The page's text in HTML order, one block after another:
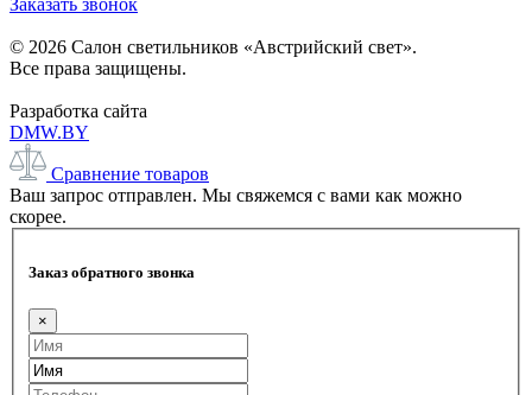
Заказать звонок
© 2026 Салон светильников «Австрийский свет».
Все права защищены.
Разработка сайта
DMW.BY
Сравнение товаров
Ваш запрос отправлен. Мы свяжемся с вами как можно
скорее.
Заказ обратного звонка
×